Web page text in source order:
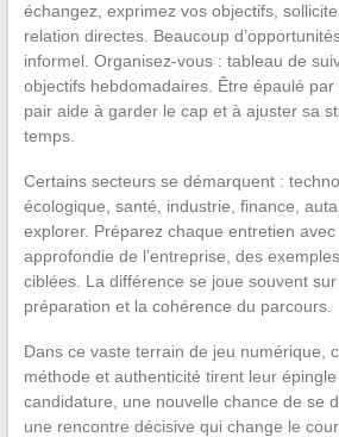
échangez, exprimez vos objectifs,
relation directes. Beaucoup
informel. Organisez-vous : tableau de
objectifs hebdomadaires. Être épaulé
pair aide à garder le cap et à ajuster sa
temps.
Certains secteurs se démarquent :
écologique, santé, industrie, finance,
explorer. Préparez chaque entretien
approfondie de l’entreprise, des
ciblées. La différence se joue souvent
préparation et la cohérence du parcours.
Dans ce vaste terrain de jeu numérique,
méthode et authenticité tirent leur
candidature, une nouvelle chance de se
une rencontre décisive qui change le